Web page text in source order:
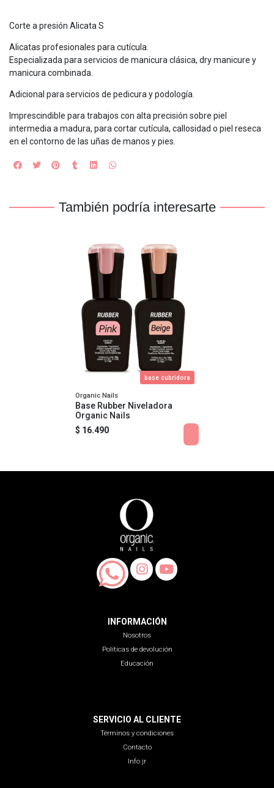
Corte a presión Alicata S
Alicatas profesionales para cutícula.
Especializada para servicios de manicura clásica, dry manicure y
manicura combinada.
Adicional para servicios de pedicura y podología.
Imprescindible para trabajos con alta precisión sobre piel
intermedia a madura, para cortar cutícula, callosidad o piel reseca
en el contorno de las uñas de manos y pies.
También podría interesarte
base cubridora
Organic Nails
Base Rubber Niveladora
Organic Nails
$ 16.490
INFORMACIÓN
Nosotros
Políticas de devolución
Educación
SERVICIO AL CLIENTE
Términos y condiciones
Contacto
Info jr